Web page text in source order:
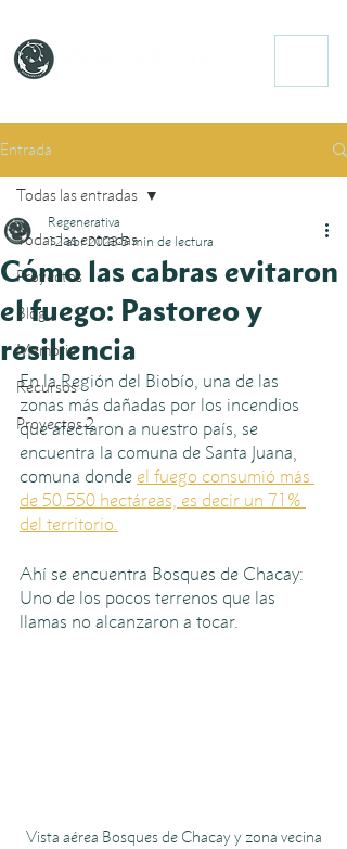
Entrada
Todas las entradas
Proyectos
Blog
Memoria
Recursos
Proyectos 2
Todas las entradas
Cómo las cabras evitaron
el fuego: Pastoreo y
resiliencia
Regenerativa
12 abr 2023 5 min de lectura
En la Región del Biobío, una de las
zonas más dañadas por los incendios
que afectaron a nuestro país, se
encuentra la comuna de Santa Juana,
comuna donde el fuego consumió más
de 50.550 hectáreas, es decir un 71%
del territorio.
Ahí se encuentra Bosques de Chacay:
Uno de los pocos terrenos que las
llamas no alcanzaron a tocar.
Vista aérea Bosques de Chacay y zona vecina